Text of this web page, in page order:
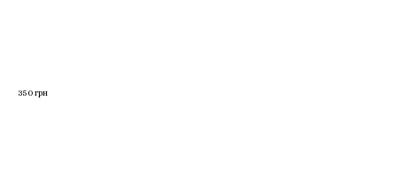
350 грн